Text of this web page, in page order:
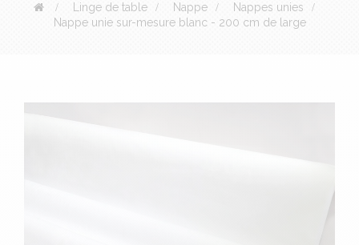
> Linge de table > Nappe > Nappes unies
>
Nappe unie sur-mesure blanc - 200 cm de large